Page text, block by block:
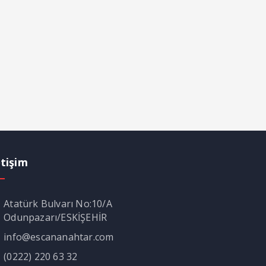
Atatürk Bulvarı No:10/A
Odunpazarı/ESKİŞEHİR
info@escananahtar.com
(0222) 220 63 32